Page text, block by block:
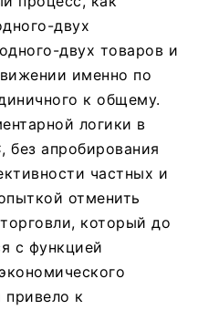
двух
двух товаров и
именно по
к общему.
логики в
без апробирования
частных и
отменить
который до
с функцией
привело к